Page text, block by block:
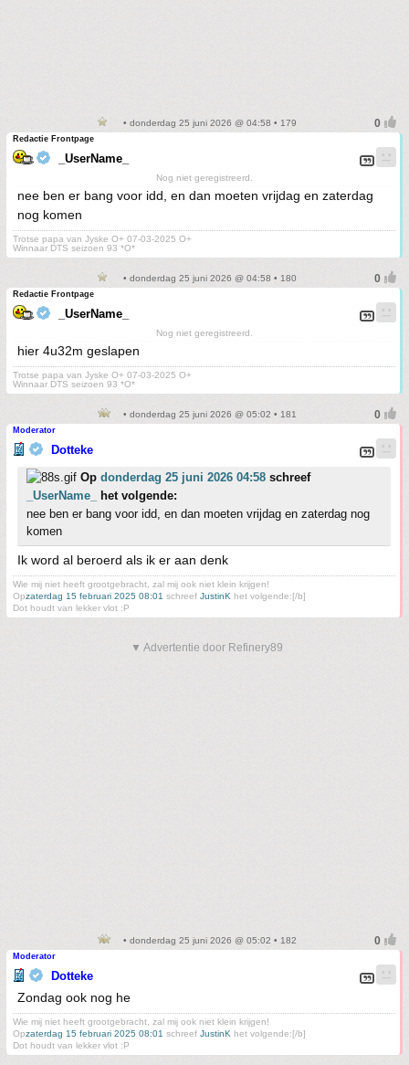
• donderdag 25 juni 2026 @ 04:58 • 179
Redactie Frontpage
_UserName_
Nog niet geregistreerd.
nee ben er bang voor idd, en dan moeten vrijdag en zaterdag
nog komen
Trotse papa van Jyske O+ 07-03-2025 O+
Winnaar DTS seizoen 93 *O*
• donderdag 25 juni 2026 @ 04:58 • 180
Redactie Frontpage
_UserName_
Nog niet geregistreerd.
hier 4u32m geslapen
Trotse papa van Jyske O+ 07-03-2025 O+
Winnaar DTS seizoen 93 *O*
• donderdag 25 juni 2026 @ 05:02 • 181
Moderator
Dotteke
Op donderdag 25 juni 2026 04:58 schreef
_UserName_
het volgende:
nee ben er bang voor idd, en dan moeten vrijdag en zaterdag nog
komen
Ik word al beroerd als ik er aan denk
Wie mij niet heeft grootgebracht, zal mij ook niet klein krijgen!
Opzaterdag 15 februari 2025 08:01 schreef JustinK het volgende:[/b]
Dot houdt van lekker vlot :P
▼ Advertentie door Refinery89
• donderdag 25 juni 2026 @ 05:02 • 182
Moderator
Dotteke
Zondag ook nog he
Wie mij niet heeft grootgebracht, zal mij ook niet klein krijgen!
Opzaterdag 15 februari 2025 08:01 schreef JustinK het volgende:[/b]
Dot houdt van lekker vlot :P